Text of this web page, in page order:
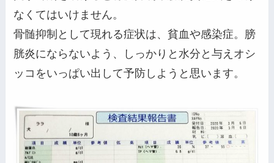
なくてはいけません。
骨髄抑制として現れる症状は、貧血や感染症。膀
胱炎にならないよう、しっかりと水分と与えオシ
ッコをいっぱい出して予防しようと思います。